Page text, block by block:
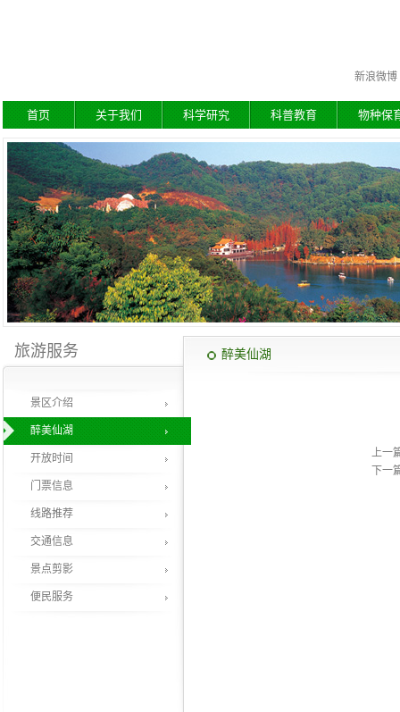
新浪微博
首页 关于我们 科学研究 科普教育 物种保
醉美仙湖
上一
下一
旅游服务
景区介绍
醉美仙湖
开放时间
门票信息
线路推荐
交通信息
景点剪影
便民服务